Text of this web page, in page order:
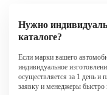
Нужно
каталоге?
Если марки вашего
индивидуальное
осуществляется за 1 день и
заявку и менеджеры быстро